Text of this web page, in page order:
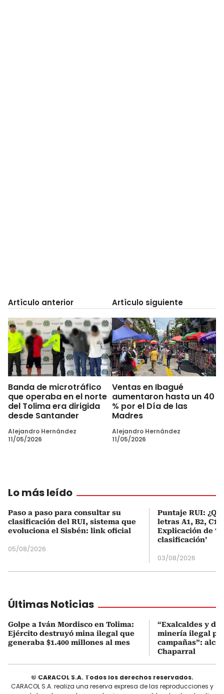
Artículo anterior
Banda de microtráfico
que operaba en el norte
del Tolima era dirigida
desde Santander
Alejandro Hernández
11/05/2026
Artículo siguiente
Ventas en Ibagué
aumentaron hasta un 40
% por el Día de las
Madres
Alejandro Hernández
11/05/2026
Lo más leído
Paso a paso para consultar su
clasificación del RUI, sistema que
evoluciona el Sisbén: link oficial
05/08/2026
Puntaje RUI:
letras A1, B2, C1
Explicación de
clasificación’
03/08/2026
Últimas Noticias
Golpe a Iván Mordisco en Tolima:
Ejército destruyó mina ilegal que
generaba $1.400 millones al mes
“Exalcaldes y
minería ilegal
campañas”:
Chaparral
© CARACOL S.A. Todos los derechos reservados.
CARACOL S.A. realiza una reserva expresa de las reproducciones y